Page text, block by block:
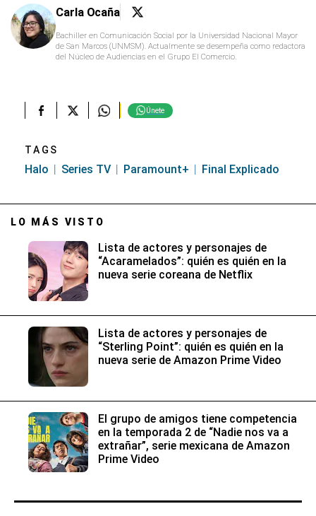
Carla Ocaña
Bachiller en Comunicación Social por la Universidad Nacional Mayor
de San Marcos (UNMSM). Actualmente se desempeña como redactora
del Núcleo de Audiencias en el Grupo El Comercio.
Únete
TAGS
Halo Series TV Paramount+ Final Explicado
LO MÁS VISTO
Lista de actores y personajes de
“Acaramelados”: quién es quién en la
nueva serie coreana de Netflix
Lista de actores y personajes de
“Sterling Point”: quién es quién en la
nueva serie de Amazon Prime Video
El grupo de amigos tiene competencia
en la temporada 2 de “Nadie nos va a
extrañar”, serie mexicana de Amazon
Prime Video